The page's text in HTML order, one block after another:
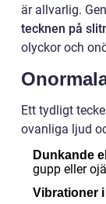
är allvarlig.
tecknen på
olyckor och
Ett tydligt
ovanliga ljud
Dunkande
gupp eller
Vibrationer